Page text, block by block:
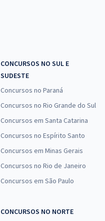
CONCURSOS NO SUL E
SUDESTE
Concursos no Paraná
Concursos no Rio Grande do Sul
Concursos em Santa Catarina
Concursos no Espírito Santo
Concursos em Minas Gerais
Concursos no Rio de Janeiro
Concursos em São Paulo
CONCURSOS NO NORTE